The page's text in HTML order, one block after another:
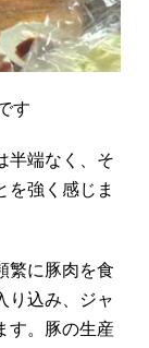
す
半端なく、そ
を強く感じま
繁に豚肉を食
り込み、ジャ
す。豚の生産